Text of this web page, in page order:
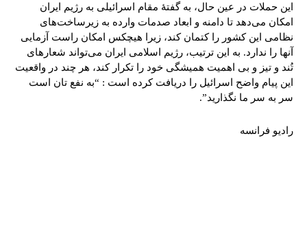
این حملات در عین حال، به گفتۀ مقام اسرائیلی به رژیم ایران
امکان می‌دهد تا دامنه و ابعاد صدمات وارده به زیرساخت‌های
نظامی این کشور را کتمان کند، زیرا هیچکس امکان راست آزمایی
آنها را ندارد. به این ترتیب، رژیم اسلامی ایران می‌تواند شعارهای
تُند و تیز و بی اهمیت همیشگی خود را تکرار کند، هر چند در واقعیت
این پیام واضح اسرائیل را دریافت کرده است : “به نفع تان است
سر به سر ما نگذارید”.
رادیو فرانسه